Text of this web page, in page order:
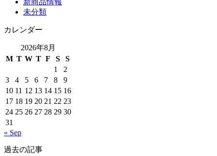
未分類
カレンダー
2026年8月
M T W T F S
S
1
2
3
4 5 6 7 8
9
10 11 12 13 14 15 16
17 18 19 20 21 22 23
24 25 26 27 28 29 30
31
« Sep
過去の記事